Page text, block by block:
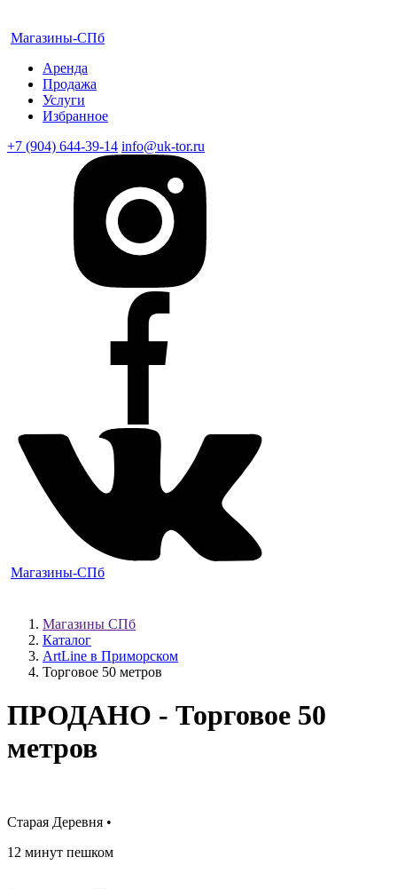
Магазины-СПб
Аренда
Продажа
Услуги
Избранное
+7 (904) 644-39-14 info@uk-tor.ru
Магазины-СПб
Магазины СПб
Каталог
ArtLine в Приморском
Торговое 50 метров
ПРОДАНО - Торговое 50
метров
Старая Деревня •
12 минут пешком